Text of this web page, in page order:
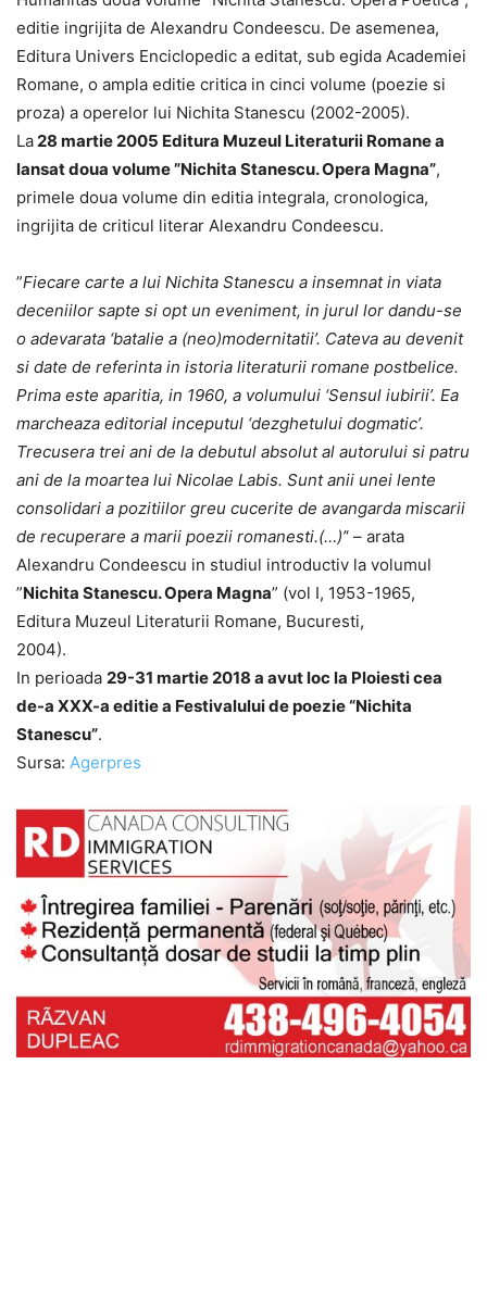
editie ingrijita de Alexandru Condeescu. De asemenea,
Editura Univers Enciclopedic a editat, sub egida Academiei
Romane, o ampla editie critica in cinci volume (poezie si
proza) a operelor lui Nichita Stanescu (2002-2005).
La28 martie 2005 Editura Muzeul Literaturii Romane a
lansat doua volume ”Nichita Stanescu. Opera Magna”,
primele doua volume din editia integrala, cronologica,
ingrijita de criticul literar Alexandru Condeescu.
”Fiecare carte a lui Nichita Stanescu a insemnat in viata
deceniilor sapte si opt un eveniment, in jurul lor dandu-se
o adevarata ‘batalie a (neo)modernitatii’. Cateva au devenit
si date de referinta in istoria literaturii romane postbelice.
Prima este aparitia, in 1960, a volumului ‘Sensul iubirii’. Ea
marcheaza editorial inceputul ‘dezghetului dogmatic’.
Trecusera trei ani de la debutul absolut al autorului si patru
ani de la moartea lui Nicolae Labis. Sunt anii unei lente
consolidari a pozitiilor greu cucerite de avangarda miscarii
de recuperare a marii poezii romanesti.(…)’‘ – arata
Alexandru Condeescu in studiul introductiv la volumul
”Nichita Stanescu. Opera Magna” (vol I, 1953-1965,
Editura Muzeul Literaturii Romane, Bucuresti,
2004).
In perioada 29-31 martie 2018 a avut loc la Ploiesti cea
de-a XXX-a editie a Festivalului de poezie “Nichita
Stanescu”.
Sursa: Agerpres